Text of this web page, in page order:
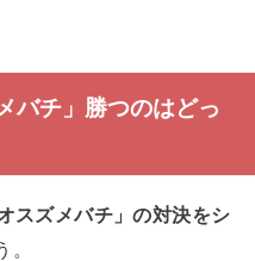
バチ」勝つのはどっ
スズメバチ」の対決をシ
。